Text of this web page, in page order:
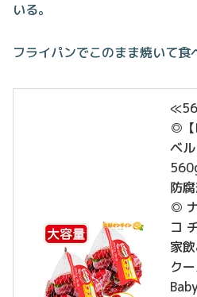
いる。
フライパンでこのまま焼いて食
≪56
◎【
ベ
防
◎
コ
家
ク